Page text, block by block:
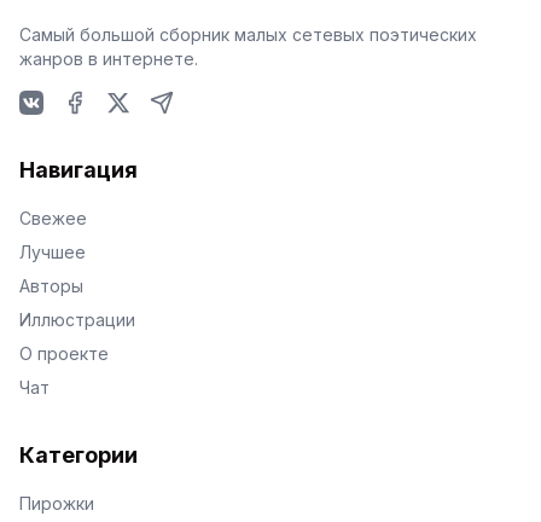
Самый большой сборник малых сетевых поэтических
жанров в интернете.
Навигация
Свежее
Лучшее
Авторы
Иллюстрации
О проекте
Чат
Категории
Пирожки